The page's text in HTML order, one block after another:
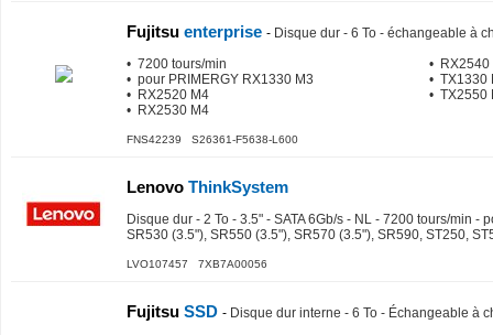
Fujitsu enterprise - Disque dur - 6 To - échangeable à
• 7200 tours/min
• pour PRIMERGY RX1330 M3
• RX2520 M4
• RX2530 M4
• RX2540
• TX1330
• TX2550
FNS42239 S26361-F5638-L600
Lenovo ThinkSystem
Disque dur - 2 To - 3.5" - SATA 6Gb/s - NL - 7200 tours/min -
SR530 (3.5"), SR550 (3.5"), SR570 (3.5"), SR590, ST250,
LVO107457 7XB7A00056
Fujitsu SSD - Disque dur interne - 6 To - Échangeable à